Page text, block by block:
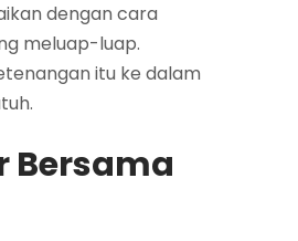
dengan cara
meluap-luap.
itu ke dalam
Bersama